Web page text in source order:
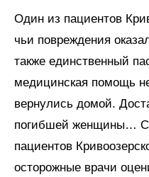
Один из пациентов
чьи повреждения
также единственный
медицинская помощь
вернулись домой.
погибшей женщины…
пациентов
осторожные врачи